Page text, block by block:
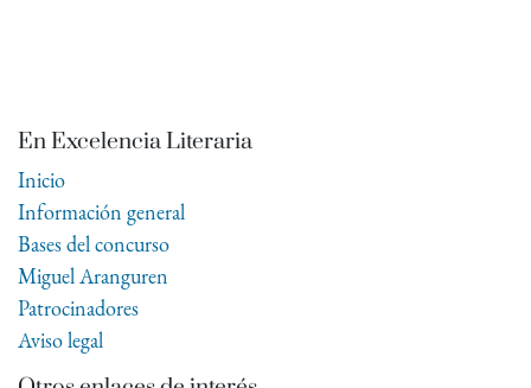
En Excelencia Literaria
Inicio
Información general
Bases del concurso
Miguel Aranguren
Patrocinadores
Aviso legal